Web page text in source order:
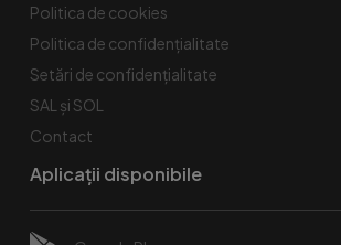
Politica de cookies
Politica de confidențialitate
Setări de confidențialitate
SAL și SOL
Contact
Aplicații disponibile